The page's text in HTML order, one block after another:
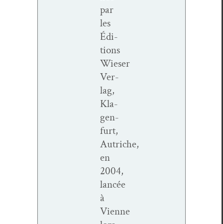
par
les
Édi­
tions
Wieser
Ver­
lag,
Kla­
gen­
furt,
Autriche,
en
2004,
lancée
à
Vienne